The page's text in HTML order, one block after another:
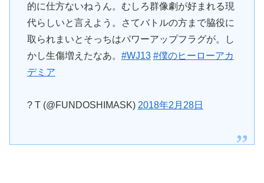
的に仕方ないねうん。むしろ群像劇が好まれる現
代らしいと言えよう。さてバトルの方まで脇役に
取られまいとそっちはパワーアップフラグが。し
かし生傷増えたなあ。 #WJ13 #僕のヒーローアカ
デミア
? T (@FUNDOSHIMASK) 2018年2月28日